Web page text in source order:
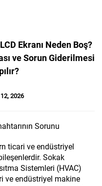
Ekranı Neden Boş?
ve Sorun Giderilmesi
2026
Sorunu
ticari ve endüstriyel
Sokak
Sistemleri (HVAC)
ve endüstriyel makine